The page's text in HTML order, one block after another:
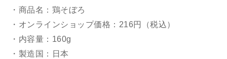
・商品名：鶏そぼろ
・オンラインショップ価格：216円（税込）
・内容量：160g
・製造国：日本